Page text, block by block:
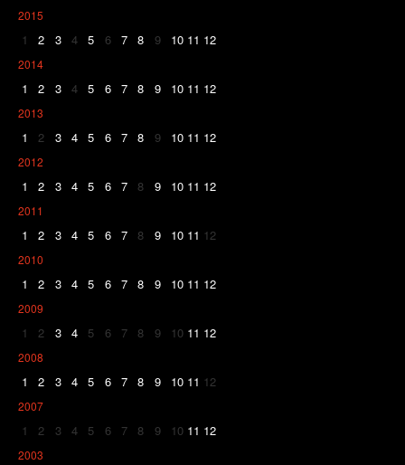
2015
1 2 3 4 5 6 7 8 9 10 11 12
2014
1 2 3 4 5 6 7 8 9 10 11 12
2013
1 2 3 4 5 6 7 8 9 10 11 12
2012
1 2 3 4 5 6 7 8 9 10 11 12
2011
1 2 3 4 5 6 7 8 9 10 11 12
2010
1 2 3 4 5 6 7 8 9 10 11 12
2009
1 2 3 4 5 6 7 8 9 10 11 12
2008
1 2 3 4 5 6 7 8 9 10 11 12
2007
1 2 3 4 5 6 7 8 9 10 11 12
2003